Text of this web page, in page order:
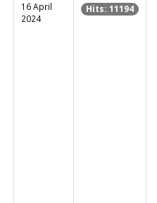
16 April
2024
Hits: 11194